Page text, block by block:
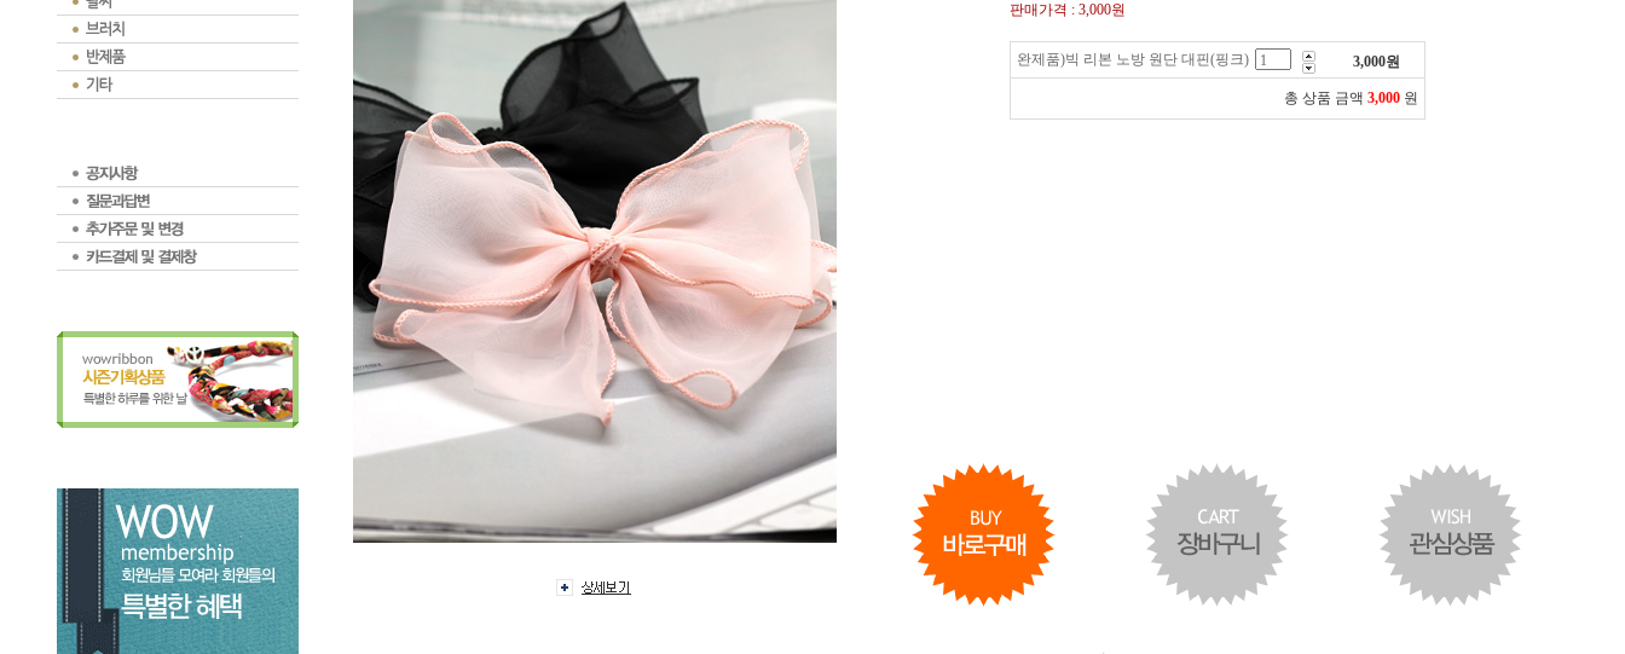
판매가격 : 3,000원
완제품)빅 리본 노방 원단 대핀(핑크) 3,000원
총 상품 금액 3,000 원